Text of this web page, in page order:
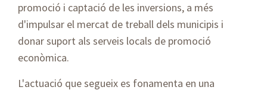
promoció i captació de les inversions, a més
d'impulsar el mercat de treball dels municipis i
donar suport als serveis locals de promoció
econòmica.
L'actuació que segueix es fonamenta en una